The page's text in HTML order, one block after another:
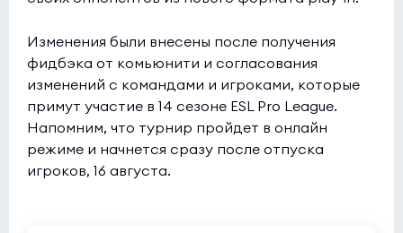
Изменения были внесены после получения
фидбэка от комьюнити и согласования
изменений с командами и игроками, которые
примут участие в 14 сезоне ESL Pro League.
Напомним, что турнир пройдет в онлайн
режиме и начнется сразу после отпуска
игроков, 16 августа.